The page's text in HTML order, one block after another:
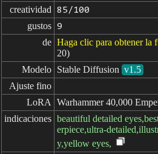
creatividad
85/100
gustos 9
de Haga clic para obtener la
20)
Modelo Stable Diffusion v1.5
Ajuste fino
LoRA
Warhammer 40,000
indicaciones beautiful detailed
erpiece,ultra-
y,yellow eyes,